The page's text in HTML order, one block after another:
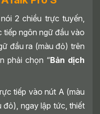
2 chiều trực tuyến,
tiếp ngôn ngữ đầu vào
đầu ra (màu đỏ) trên
phải chọn “Bản dịch
tiếp vào nút A (màu
đỏ), ngay lập tức, thiết